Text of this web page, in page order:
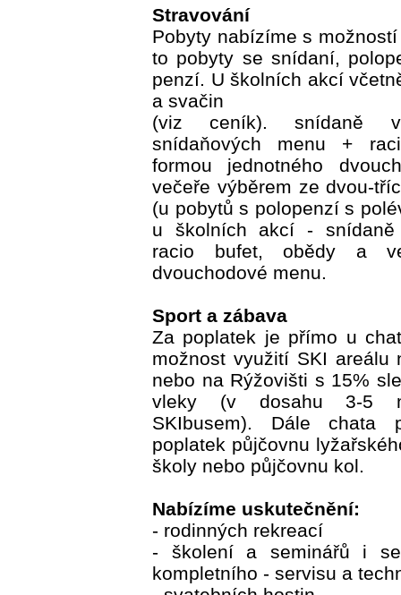
Stravování
Pobyty nabízíme s
to pobyty se snídaní,
penzí. U školních akcí
a svačin
(viz ceník). snídaně
snídaňových menu +
formou jednotného
večeře výběrem ze dvou-
(u pobytů s polopenzí s
u školních akcí - snídaně
racio bufet, obědy a
dvouchodové menu.
Sport a zábava
Za poplatek je přímo u
možnost využití SKI areálu
nebo na Rýžovišti s 15%
vleky (v dosahu 3-5
SKIbusem). Dále chata
poplatek půjčovnu
školy nebo půjčovnu kol.
Nabízíme uskutečnění:
- rodinných rekreací
- školení a seminářů i se
kompletního - servisu a